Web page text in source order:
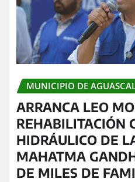
MUNICIPIO DE
ARRANCA LEO
REHABILITACIÓN
HIDRÁULICO DE
MAHATMA
DE MILES DE